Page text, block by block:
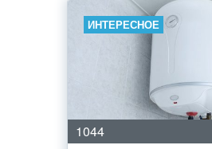
ИНТЕРЕСНОЕ
1044